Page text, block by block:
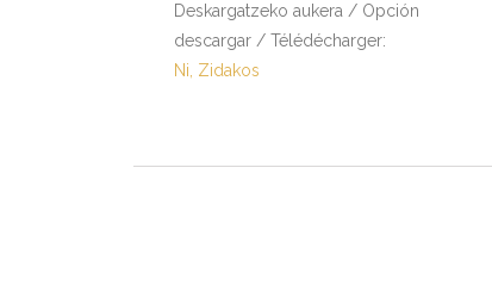
Deskargatzeko aukera / Opción
descargar / Télédécharger:
Ni, Zidakos